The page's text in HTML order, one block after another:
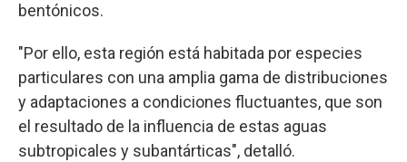
bentónicos.
"Por ello, esta región está habitada por especies
particulares con una amplia gama de distribuciones
y adaptaciones a condiciones fluctuantes, que son
el resultado de la influencia de estas aguas
subtropicales y subantárticas", detalló.